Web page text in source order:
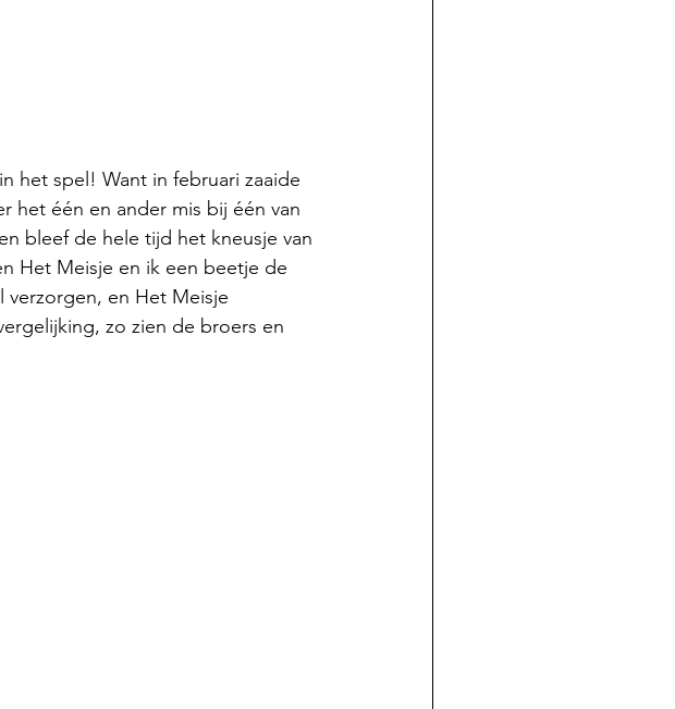
het spel! Want in februari zaaide
het één en ander mis bij één van
bleef de hele tijd het kneusje van
Het Meisje en ik een beetje de
en Het Meisje
zo zien de broers en